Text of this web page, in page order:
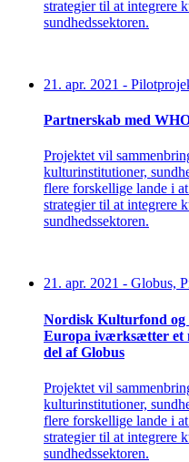
strategier til at integrere
sundhedssektoren.
21. apr. 2021 -
Partnerskab med
Projektet vil
kulturinstitutioner,
flere forskellige lande i
strategier til at integrere
sundhedssektoren.
21. apr. 2021 - Globus,
Nordisk Kulturfond og
Europa iværksætter et
del af Globus
Projektet vil
kulturinstitutioner,
flere forskellige lande i
strategier til at integrere
sundhedssektoren.